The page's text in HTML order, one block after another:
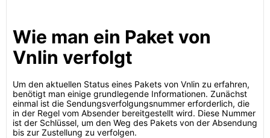
Wie man ein Paket von
Vnlin verfolgt
Um den aktuellen Status eines Pakets von Vnlin zu erfahren,
benötigt man einige grundlegende Informationen. Zunächst
einmal ist die Sendungsverfolgungsnummer erforderlich, die
in der Regel vom Absender bereitgestellt wird. Diese Nummer
ist der Schlüssel, um den Weg des Pakets von der Absendung
bis zur Zustellung zu verfolgen.